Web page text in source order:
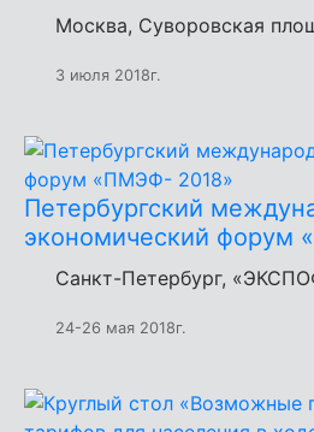
Москва, Суворовская
3 июля 2018г.
Петербургский
экономический форум
Санкт-Петербург,
24-26 мая 2018г.